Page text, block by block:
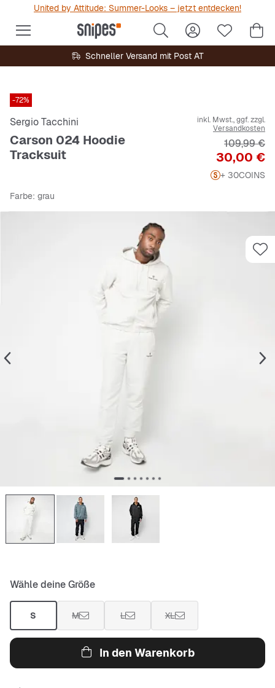
United by Attitude: Summer-Looks – jetzt entdecken!
Schneller Versand mit Post AT
-72%
Sergio Tacchini
Carson 024 Hoodie
Tracksuit
inkl. Mwst., ggf. zzgl.
Versandkosten
Preis
30,00 €
109,99 €
+ 30COINS
Farbe: grau
Wähle deine Größe
S M L XL
In den Warenkorb